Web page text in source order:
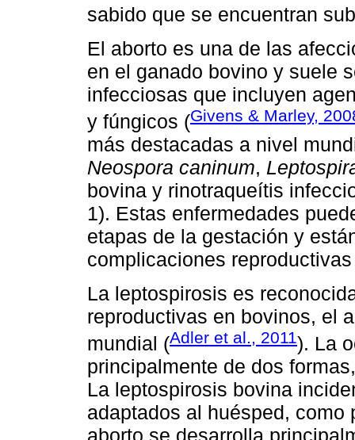
sabido que se encuentran
El aborto es una de las
en el ganado bovino y suele
infecciosas que incluyen
y fúngicos (Givens & Marley,
más destacadas a nivel
Neospora caninum,
bovina y rinotraqueítis
1). Estas enfermedades
etapas de la gestación y
complicaciones
La leptospirosis es
reproductivas en bovinos, el
mundial (Adler et al., 2011). La
principalmente de dos
La leptospirosis bovina
adaptados al huésped,
aborto se desarrolla